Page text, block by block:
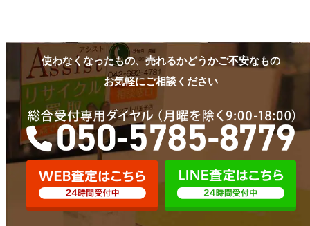
使わなくなったもの、売れるかどうかご不安なもの
お気軽にご相談ください